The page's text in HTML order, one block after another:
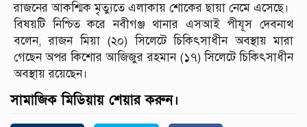
রাজনের আকশ্মিক মৃত্যুতে এলাকায় শোকের ছায়া নেমে এসেছে।
বিষয়টি নিশ্চিত করে নবীগঞ্জ থানার এসআই পীযূস দেবনাথ
বলেন, রাজন মিয়া (২০) সিলেটে চিকিৎসাধীন অবস্থায় মারা
গেছেন অপর কিশোর আজিজুর রহমান (১৭) সিলেটে চিকিৎসাধীন
অবস্থায় রয়েছেন।
সামাজিক মিডিয়ায় শেয়ার করুন।